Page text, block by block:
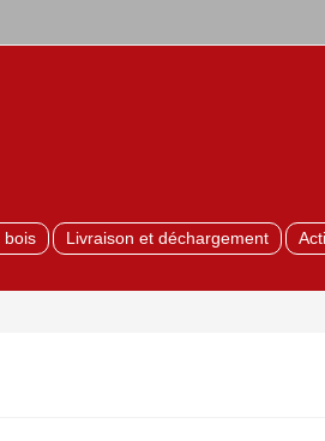
bois Livraison et déchargement